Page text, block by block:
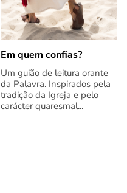
Em quem confias?
Um guião de leitura orante
da Palavra. Inspirados pela
tradição da Igreja e pelo
carácter quaresmal...